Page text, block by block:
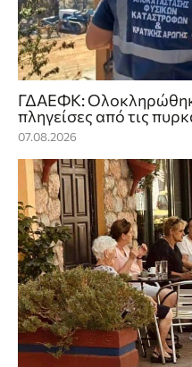
ΓΔΑΕΦΚ:
πληγείσες από τις
07.08.2026